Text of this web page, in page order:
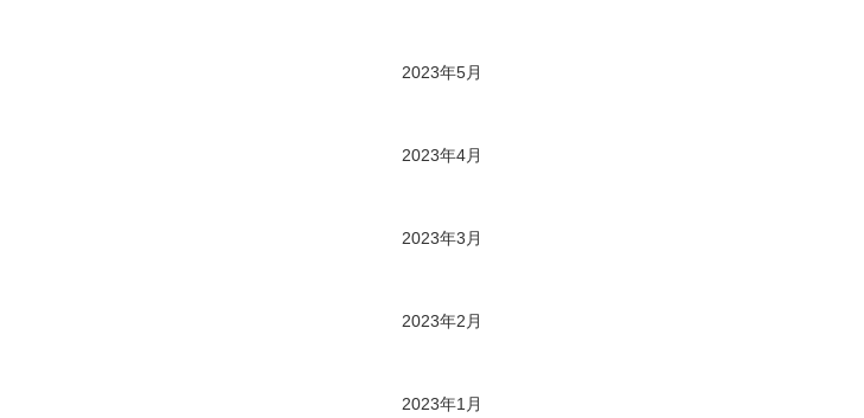
2023年5月
2023年4月
2023年3月
2023年2月
2023年1月